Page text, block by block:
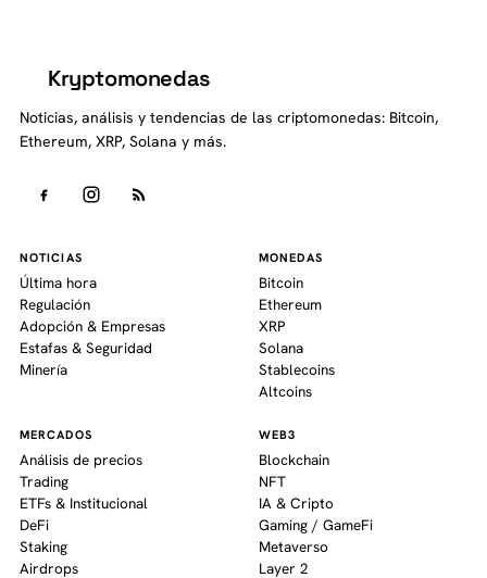
Kryptomonedas
Noticias, análisis y tendencias de las criptomonedas: Bitcoin,
Ethereum, XRP, Solana y más.
NOTICIAS
Última hora
Regulación
Adopción & Empresas
Estafas & Seguridad
Minería
MONEDAS
Bitcoin
Ethereum
XRP
Solana
Stablecoins
Altcoins
MERCADOS
Análisis de precios
Trading
ETFs & Institucional
DeFi
Staking
Airdrops
WEB3
Blockchain
NFT
IA & Cripto
Gaming / GameFi
Metaverso
Layer 2